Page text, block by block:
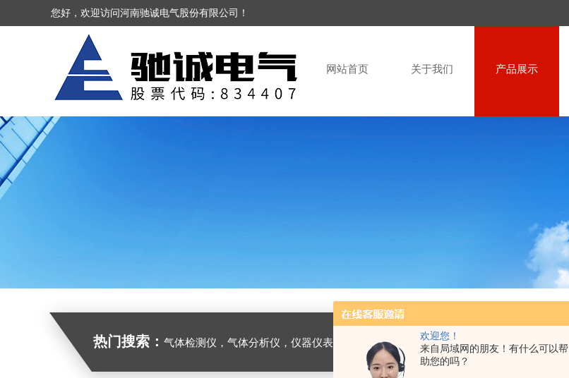
欢迎您！
来自局域网的朋友！有什么可以帮
助您的吗？
您好，欢迎访问河南驰诚电气股份有限公司！
网站首页 关于我们 产品展示
热门搜索： 气体检测仪，气体分析仪，仪器仪表，劳保用品